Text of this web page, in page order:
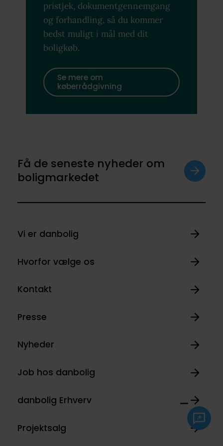
pristjek, dokumentgennemgang
og forhandling, så du kommer
bedst muligt i mål med dit
boligkøb.
Se mere om
køberrådgivning
Få de seneste nyheder om
boligmarkedet
Vi er danbolig
Hvorfor vælge os
Kontakt
Presse
Nyheder
Job hos danbolig
danbolig Erhverv
Projektsalg